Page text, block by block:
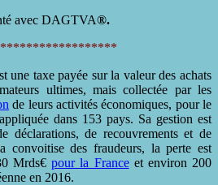
avec DAGTVA®.
une taxe payée sur la valeur des achats
ultimes, mais collectée par les
de leurs activités économiques, pour le
dans 153 pays. Sa gestion est
déclarations, de recouvrements et de
convoitise des fraudeurs, la perte est
Mrds€pour la Franceet environ 200
en 2016.